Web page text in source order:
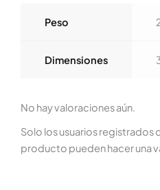
Peso
Dimensiones
No hay valoraciones aún.
Solo los usuarios registrados
producto pueden hacer una